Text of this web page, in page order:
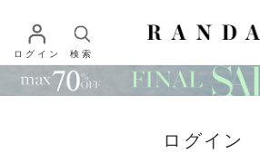
ログイン 検索
ログイン